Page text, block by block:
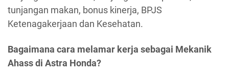
tunjangan makan, bonus kinerja, BPJS
Ketenagakerjaan dan Kesehatan.
Bagaimana cara melamar kerja sebagai Mekanik
Ahass di Astra Honda?